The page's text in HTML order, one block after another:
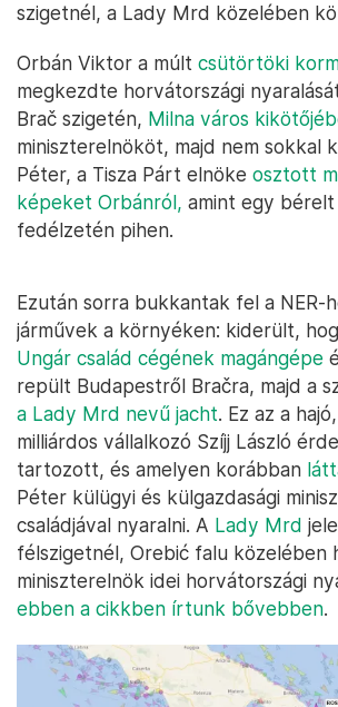
szigetnél, a Lady Mrd közelében
Orbán Viktor a múlt csütörtöki
megkezdte horvátországi
Brač szigetén, Milna város
miniszterelnököt, majd nem sokkal
Péter, a Tisza Párt elnöke osztott
képeket Orbánról, amint egy
fedélzetén pihen.
Ezután sorra bukkantak fel a NER-
járművek a környéken: kiderült,
Ungár család cégének magángépe
repült Budapestről Bračra, majd a
a Lady Mrd nevű jacht. Ez az a
milliárdos vállalkozó Szíjj László
tartozott, és amelyen korábban
Péter külügyi és külgazdasági
családjával nyaralni. A Lady Mrd
félszigetnél, Orebić falu közelében
miniszterelnök idei horvátországi
ebben a cikkben írtunk bővebben.